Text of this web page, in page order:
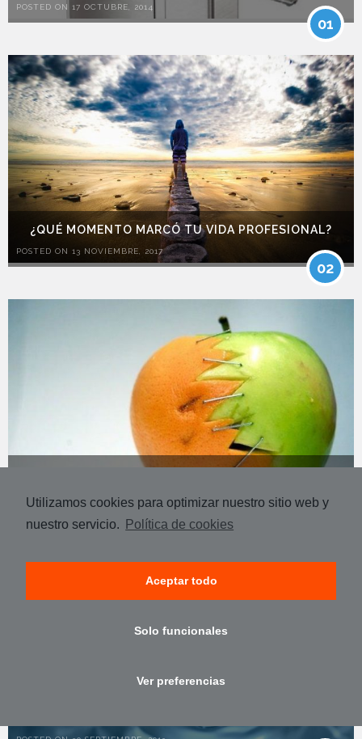
Utilizamos cookies para optimizar nuestro sitio web y
nuestro servicio.
Política de cookies
Aceptar todo
Solo funcionales
Ver preferencias
POSTED ON 17 OCTUBRE, 2014
01
¿QUÉ MOMENTO MARCÓ TU VIDA PROFESIONAL?
POSTED ON 13 NOVIEMBRE, 2017
02
03
TRABAJO
POSTED ON 26 FEBRERO, 2015